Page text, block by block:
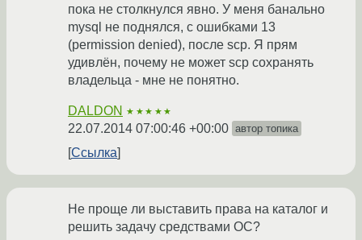
пока не столкнулся явно. У меня банально
mysql не поднялся, с ошибками 13
(permission denied), после scp. Я прям
удивлён, почему не может scp сохранять
владельца - мне не понятно.
DALDON ★★★★★
22.07.2014 07:00:46 +00:00 автор топика
Ссылка
Не проще ли выставить права на каталог и
решить задачу средствами ОС?